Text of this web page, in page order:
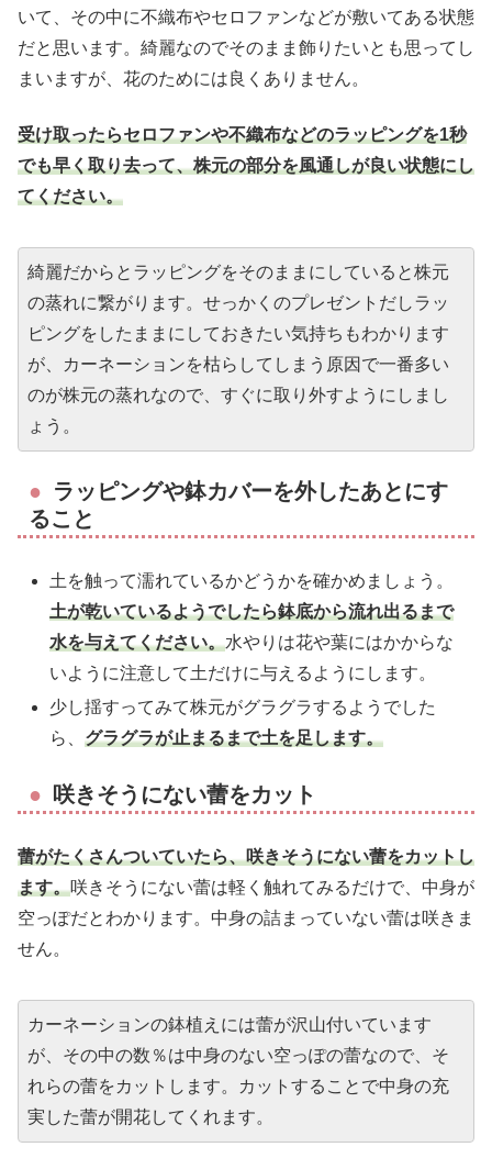
いて、その中に不織布やセロファンなどが敷いてある状態
だと思います。綺麗なのでそのまま飾りたいとも思ってし
まいますが、花のためには良くありません。
受け取ったらセロファンや不織布などのラッピングを1秒
でも早く取り去って、株元の部分を風通しが良い状態にし
てください。
綺麗だからとラッピングをそのままにしていると株元
の蒸れに繋がります。せっかくのプレゼントだしラッ
ピングをしたままにしておきたい気持ちもわかります
が、カーネーションを枯らしてしまう原因で一番多い
のが株元の蒸れなので、すぐに取り外すようにしまし
ょう。
ラッピングや鉢カバーを外したあとにす
ること
土を触って濡れているかどうかを確かめましょう。
土が乾いているようでしたら鉢底から流れ出るまで
水を与えてください。水やりは花や葉にはかからな
いように注意して土だけに与えるようにします。
少し揺すってみて株元がグラグラするようでした
ら、グラグラが止まるまで土を足します。
咲きそうにない蕾をカット
蕾がたくさんついていたら、咲きそうにない蕾をカットし
ます。咲きそうにない蕾は軽く触れてみるだけで、中身が
空っぽだとわかります。中身の詰まっていない蕾は咲きま
せん。
カーネーションの鉢植えには蕾が沢山付いています
が、その中の数％は中身のない空っぽの蕾なので、そ
れらの蕾をカットします。カットすることで中身の充
実した蕾が開花してくれます。